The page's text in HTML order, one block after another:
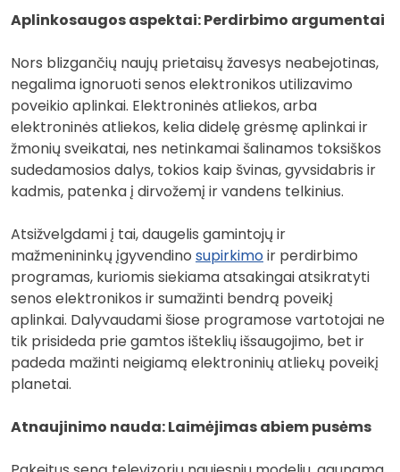
Aplinkosaugos aspektai: Perdirbimo argumentai
Nors blizgančių naujų prietaisų žavesys neabejotinas,
negalima ignoruoti senos elektronikos utilizavimo
poveikio aplinkai. Elektroninės atliekos, arba
elektroninės atliekos, kelia didelę grėsmę aplinkai ir
žmonių sveikatai, nes netinkamai šalinamos toksiškos
sudedamosios dalys, tokios kaip švinas, gyvsidabris ir
kadmis, patenka į dirvožemį ir vandens telkinius.
Atsižvelgdami į tai, daugelis gamintojų ir
mažmenininkų įgyvendino supirkimoir perdirbimo
programas, kuriomis siekiama atsakingai atsikratyti
senos elektronikos ir sumažinti bendrą poveikį
aplinkai. Dalyvaudami šiose programose vartotojai ne
tik prisideda prie gamtos išteklių išsaugojimo, bet ir
padeda mažinti neigiamą elektroninių atliekų poveikį
planetai.
Atnaujinimo nauda: Laimėjimas abiem pusėms